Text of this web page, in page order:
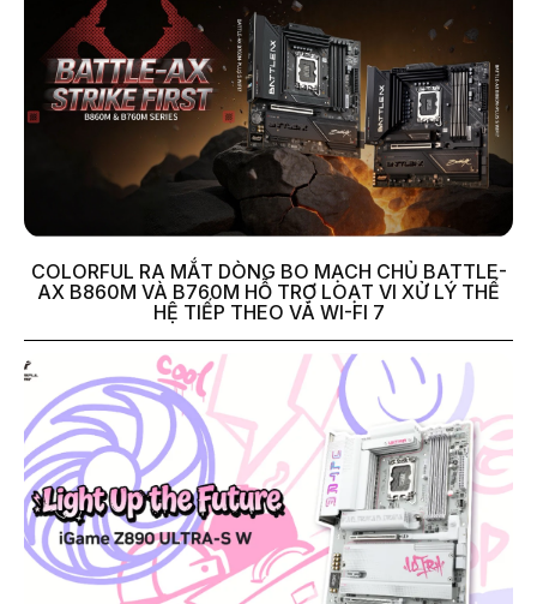
COLORFUL RA MẮT DÒNG BO MẠCH CHỦ BATTLE-
AX B860M VÀ B760M HỖ TRỢ LOẠT VI XỬ LÝ THẾ
HỆ TIẾP THEO VÀ WI-FI 7